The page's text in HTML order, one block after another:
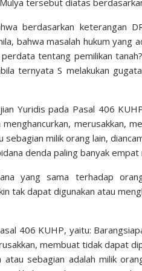
tersebut diatas
berdasarkan keterangan
bahwa masalah hukum yang
tentang pemilikan
ternyata S melakukan
Yuridis pada Pasal 406
menghancurkan, merusakkan,
sebagian milik orang lain,
denda paling banyak
yang sama terhadap
tak dapat digunakan atau
406 KUHP, yaitu:
membuat tidak dapat
sebagian adalah milik